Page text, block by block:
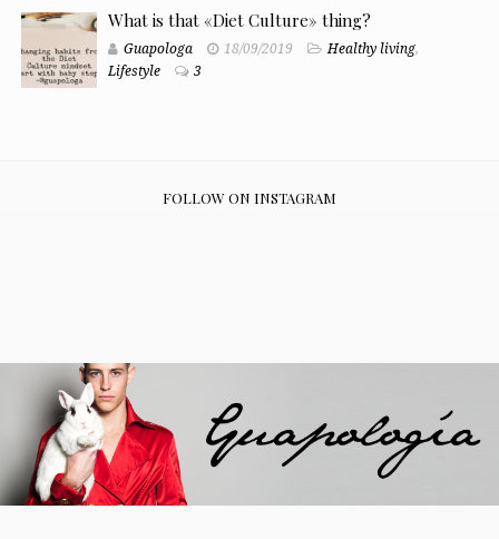
What is that «Diet Culture» thing?
Guapologa 18/09/2019 Healthy living,
Lifestyle
3
FOLLOW ON INSTAGRAM